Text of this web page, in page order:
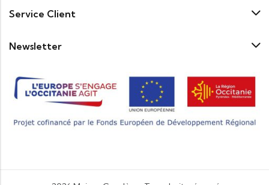
Service Client
Newsletter